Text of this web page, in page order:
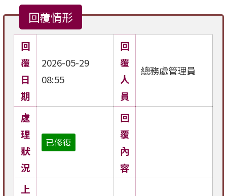
回覆情形
回
覆
日
期
2026-05-29
08:55
回
覆
人
員
總務處管理員
處
理
狀
況
已修復
回
覆
內
容
上